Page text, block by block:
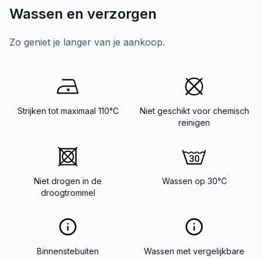
Wassen en verzorgen
Zo geniet je langer van je aankoop.
Strijken tot maximaal 110°C
Niet geschikt voor chemisch
reinigen
Niet drogen in de
droogtrommel
Wassen op 30°C
Binnenstebuiten
Wassen met vergelijkbare